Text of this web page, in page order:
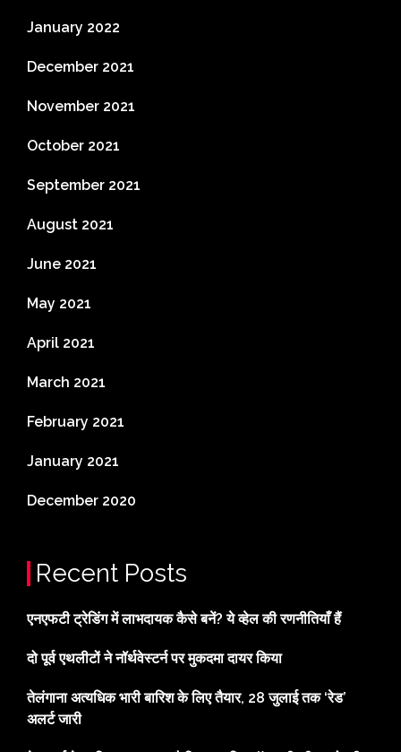
January 2022
December 2021
November 2021
October 2021
September 2021
August 2021
June 2021
May 2021
April 2021
March 2021
February 2021
January 2021
December 2020
Recent Posts
एनएफटी ट्रेडिंग में लाभदायक कैसे बनें? ये व्हेल की रणनीतियाँ हैं
दो पूर्व एथलीटों ने नॉर्थवेस्टर्न पर मुकदमा दायर किया
तेलंगाना अत्यधिक भारी बारिश के लिए तैयार, 28 जुलाई तक ‘रेड’
अलर्ट जारी